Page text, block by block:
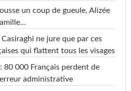
un coup de gueule, Alizée
ne jure que par ces
qui flattent tous les visages
80 000 Français perdent de
administrative